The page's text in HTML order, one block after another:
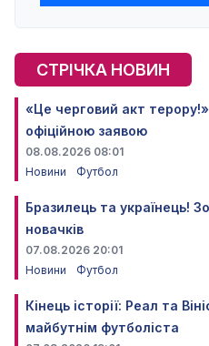
СТРІЧКА НОВИН
«Це черговий акт
офіційною заявою
08.08.2026 08:01
Новини
Футбол
Бразилець та українець!
новачків
07.08.2026 20:01
Новини
Футбол
Кінець історії: Реал та
майбутнім футболіста